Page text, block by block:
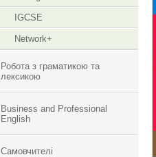
IGCSE
Network+
Робота з граматикою та
лексикою
Business and Professional
English
Самовчителі